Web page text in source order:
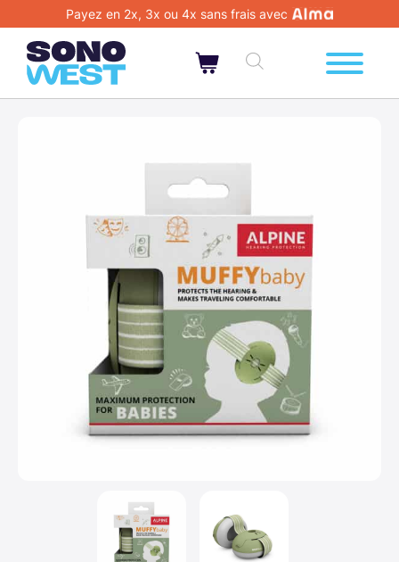
Payez en 2x, 3x ou 4x sans frais avec